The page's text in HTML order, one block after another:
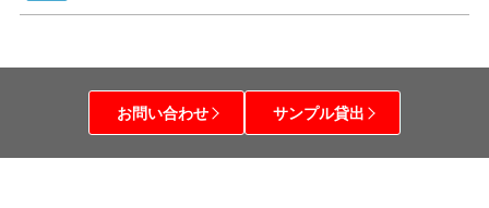
お問い合わせ サンプル貸出